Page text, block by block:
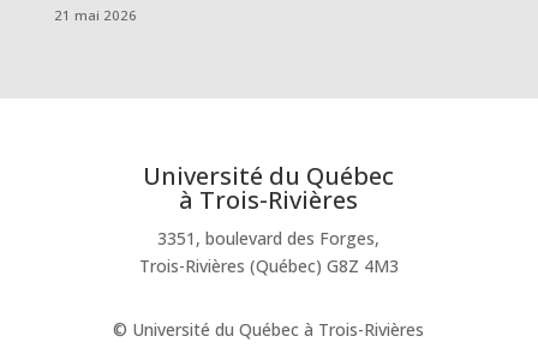
21 mai 2026
Université du Québec
à Trois-Rivières
3351, boulevard des Forges,
Trois-Rivières (Québec) G8Z 4M3
© Université du Québec à Trois-Rivières